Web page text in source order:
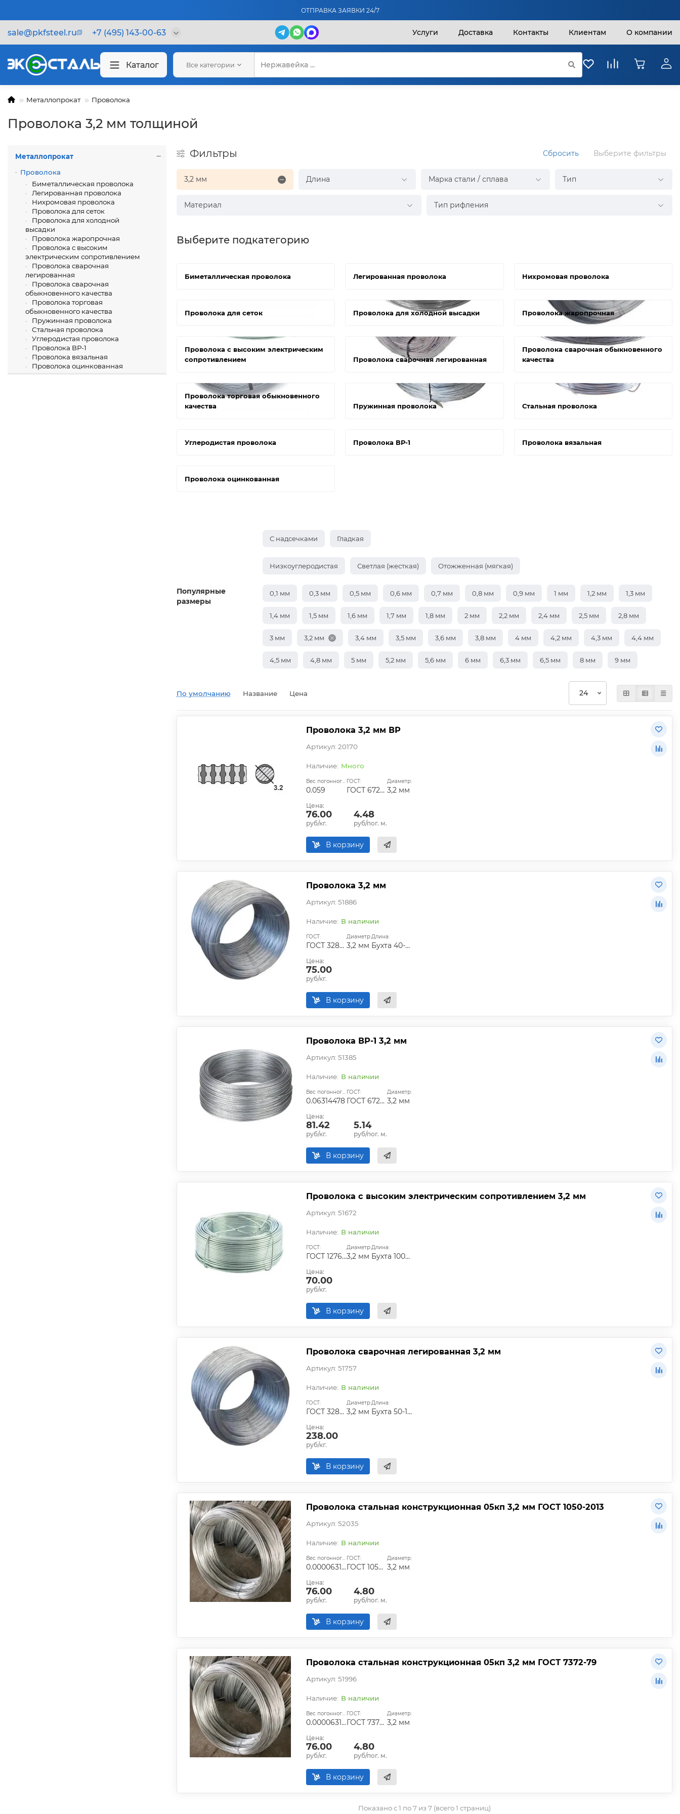
ОТПРАВКА ЗАЯВКИ 24/7
sale@pkfsteel.ru +7 (495) 143-00-63 Услуги Доставка Контакты Клиентам О компании
Каталог Все категории
Металлопрокат Проволока
Проволока 3,2 мм толщиной
Металлопрокат
Проволока
Биметаллическая проволока
Легированная проволока
Нихромовая проволока
Проволока для сеток
Проволока для холодной
высадки
Проволока жаропрочная
Проволока с высоким
электрическим сопротивлением
Проволока сварочная
легированная
Проволока сварочная
обыкновенного качества
Проволока торговая
обыкновенного качества
Пружинная проволока
Стальная проволока
Углеродистая проволока
Проволока ВР-1
Проволока вязальная
Проволока оцинкованная
Фильтры Сбросить Выберите фильтры
3,2 мм Длина Марка стали / сплава Тип
Материал Тип рифления
Выберите подкатегорию
Биметаллическая проволока Легированная проволока Нихромовая проволока
Проволока для сеток Проволока для холодной высадки Проволока жаропрочная
Проволока с высоким электрическим
сопротивлением
Проволока сварочная легированная
Проволока сварочная обыкновенного
качества
Проволока торговая обыкновенного
качества
Пружинная проволока Стальная проволока
Углеродистая проволока Проволока ВР-1 Проволока вязальная
Проволока оцинкованная
С надсечками Гладкая
Низкоуглеродистая Светлая (жесткая) Отожженная (мягкая)
Популярные
размеры
0,1 мм 0,3 мм 0,5 мм 0,6 мм 0,7 мм 0,8 мм 0,9 мм 1 мм 1,2 мм 1,3 мм
1,4 мм 1,5 мм 1,6 мм 1,7 мм 1,8 мм 2 мм 2,2 мм 2,4 мм 2,5 мм 2,8 мм
3 мм 3,2 мм 3,4 мм 3,5 мм 3,6 мм 3,8 мм 4 мм 4,2 мм 4,3 мм 4,4 мм
4,5 мм 4,8 мм 5 мм 5,2 мм 5,6 мм 6 мм 6,3 мм 6,5 мм 8 мм 9 мм
По умолчанию Название Цена
Проволока 3,2 мм ВР
Артикул: 20170
Много
Вес погонного метра, кг:
0.059
ГОСТ:
ГОСТ 6727-80
Диаметр:
3,2 мм
Цена:
76.00
руб/кг.
4.48
руб/пог. м.
В корзину
Проволока 3,2 мм
Артикул: 51886
В наличии
ГОСТ:
ГОСТ 3282-74
Диаметр:
3,2 мм
Длина:
Бухта 40-60 кг
Цена:
75.00
руб/кг.
В корзину
Проволока ВР-1 3,2 мм
Артикул: 51385
В наличии
Вес погонного метра, кг:
0.06314478
ГОСТ:
ГОСТ 6727-80
Диаметр:
3,2 мм
Цена:
81.42
руб/кг.
5.14
руб/пог. м.
В корзину
Проволока с высоким электрическим сопротивлением 3,2 мм
Артикул: 51672
В наличии
ГОСТ:
ГОСТ 12766.1-90
Диаметр:
3,2 мм
Длина:
Бухта 100-200 кг
Цена:
70.00
руб/кг.
В корзину
Проволока сварочная легированная 3,2 мм
Артикул: 51757
В наличии
ГОСТ:
ГОСТ 3282-74|ГОСТ 6727-80|ГОСТ 9389-75
Диаметр:
3,2 мм
Длина:
Бухта 50-100 кг
Цена:
238.00
руб/кг.
В корзину
Проволока стальная конструкционная 05кп 3,2 мм ГОСТ 1050-2013
Артикул: 52035
В наличии
Вес погонного метра, т.:
0.0000631296
ГОСТ:
ГОСТ 1050-2013
Диаметр:
3,2 мм
Цена:
76.00
руб/кг.
4.80
руб/пог. м.
В корзину
Проволока стальная конструкционная 05кп 3,2 мм ГОСТ 7372-79
Артикул: 51996
В наличии
Вес погонного метра, т.:
0.0000631296
ГОСТ:
ГОСТ 7372-79
Диаметр:
3,2 мм
Цена:
76.00
руб/кг.
4.80
руб/пог. м.
В корзину
Показано с 1 по 7 из 7 (всего 1 страниц)